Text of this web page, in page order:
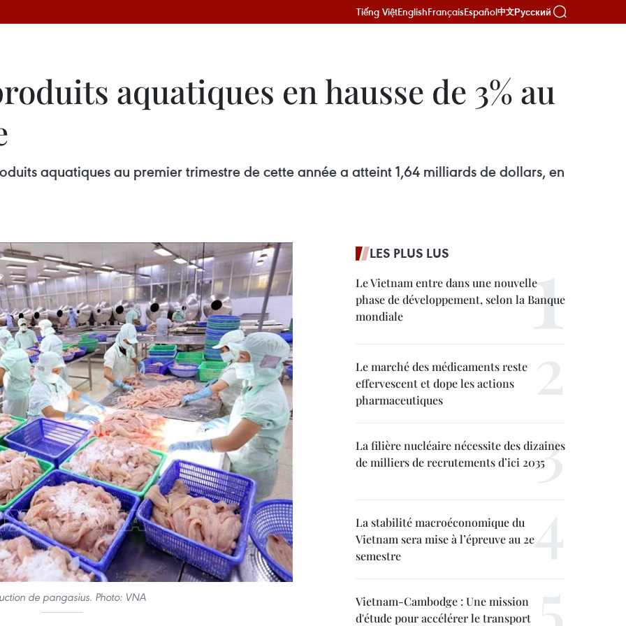
Tiếng ViệtEnglishFrançaisEspañol中文Русский
aquatiques en hausse de 3% au
aquatiques au premier trimestre de cette année a atteint 1,64 milliards de dollars, en
de pangasius. Photo: VNA
LES PLUS LUS
Le Vietnam entre dans une nouvelle
phase de développement, selon la Banque
mondiale
Le marché des médicaments reste
effervescent et dope les actions
pharmaceutiques
La filière nucléaire nécessite des dizaines
de milliers de recrutements d’ici 2035
La stabilité macroéconomique du
Vietnam sera mise à l’épreuve au 2e
semestre
Vietnam-Cambodge : Une mission
d'étude pour accélérer le transport